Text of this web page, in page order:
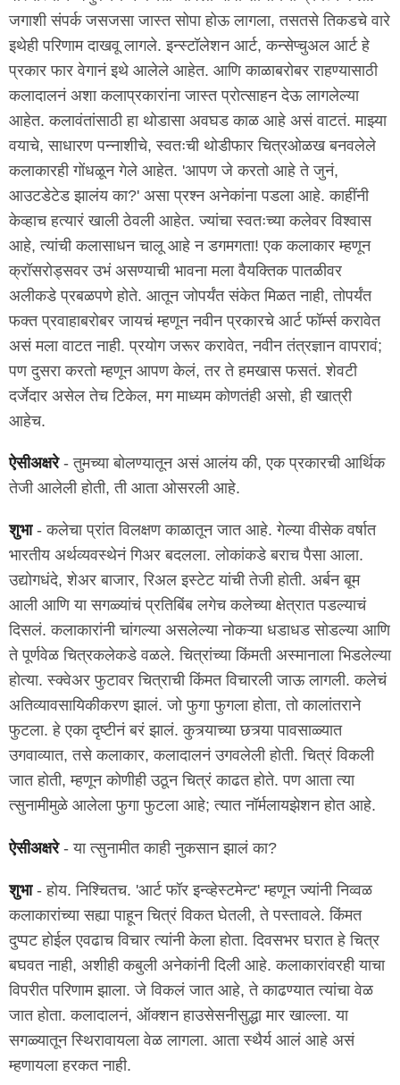
जगाशी संपर्क जसजसा जास्त सोपा होऊ लागला, तसतसे तिकडचे वारे
इथेही परिणाम दाखवू लागले. इन्स्टॉलेशन आर्ट, कन्सेप्चुअल आर्ट हे
प्रकार फार वेगानं इथे आलेले आहेत. आणि काळाबरोबर राहण्यासाठी
कलादालनं अशा कलाप्रकारांना जास्त प्रोत्साहन देऊ लागलेल्या
आहेत. कलावंतांसाठी हा थोडासा अवघड काळ आहे असं वाटतं. माझ्या
वयाचे, साधारण पन्नाशीचे, स्वतःची थोडीफार चित्रओळख बनवलेले
कलाकारही गोंधळून गेले आहेत. 'आपण जे करतो आहे ते जुनं,
आउटडेटेड झालंय का?' असा प्रश्न अनेकांना पडला आहे. काहींनी
केव्हाच हत्यारं खाली ठेवली आहेत. ज्यांचा स्वतःच्या कलेवर विश्वास
आहे, त्यांची कलासाधन चालू आहे न डगमगता! एक कलाकार म्हणून
क्रॉसरोड्सवर उभं असण्याची भावना मला वैयक्तिक पातळीवर
अलीकडे प्रबळपणे होते. आतून जोपर्यंत संकेत मिळत नाही, तोपर्यंत
फक्त प्रवाहाबरोबर जायचं म्हणून नवीन प्रकारचे आर्ट फॉर्म्स करावेत
असं मला वाटत नाही. प्रयोग जरूर करावेत, नवीन तंत्रज्ञान वापरावं;
पण दुसरा करतो म्हणून आपण केलं, तर ते हमखास फसतं. शेवटी
दर्जेदार असेल तेच टिकेल, मग माध्यम कोणतंही असो, ही खात्री
आहेच.
ऐसीअक्षरे- तुमच्या बोलण्यातून असं आलंय की, एक प्रकारची आर्थिक
तेजी आलेली होती, ती आता ओसरली आहे.
शुभा- कलेचा प्रांत विलक्षण काळातून जात आहे. गेल्या वीसेक वर्षात
भारतीय अर्थव्यवस्थेनं गिअर बदलला. लोकांकडे बराच पैसा आला.
उद्योगधंदे, शेअर बाजार, रिअल इस्टेट यांची तेजी होती. अर्बन बूम
आली आणि या सगळ्यांचं प्रतिबिंब लगेच कलेच्या क्षेत्रात पडल्याचं
दिसलं. कलाकारांनी चांगल्या असलेल्या नोकऱ्या धडाधड सोडल्या आणि
ते पूर्णवेळ चित्रकलेकडे वळले. चित्रांच्या किंमती अस्मानाला भिडलेल्या
होत्या. स्क्वेअर फुटावर चित्राची किंमत विचारली जाऊ लागली. कलेचं
अतिव्यावसायिकीकरण झालं. जो फुगा फुगला होता, तो कालांतराने
फुटला. हे एका दृष्टीनं बरं झालं. कुत्र्याच्या छत्र्या पावसाळ्यात
उगवाव्यात, तसे कलाकार, कलादालनं उगवलेली होती. चित्रं विकली
जात होती, म्हणून कोणीही उठून चित्रं काढत होते. पण आता त्या
त्सुनामीमुळे आलेला फुगा फुटला आहे; त्यात नॉर्मलायझेशन होत आहे.
ऐसीअक्षरे- या त्सुनामीत काही नुकसान झालं का?
शुभा- होय. निश्चितच. 'आर्ट फॉर इन्व्हेस्टमेन्ट' म्हणून ज्यांनी निव्वळ
कलाकारांच्या सह्या पाहून चित्रं विकत घेतली, ते पस्तावले. किंमत
दुप्पट होईल एवढाच विचार त्यांनी केला होता. दिवसभर घरात हे चित्र
बघवत नाही, अशीही कबुली अनेकांनी दिली आहे. कलाकारांवरही याचा
विपरीत परिणाम झाला. जे विकलं जात आहे, ते काढण्यात त्यांचा वेळ
जात होता. कलादालनं, ऑक्शन हाउसेसनीसुद्धा मार खाल्ला. या
सगळ्यातून स्थिरावायला वेळ लागला. आता स्थैर्य आलं आहे असं
म्हणायला हरकत नाही.